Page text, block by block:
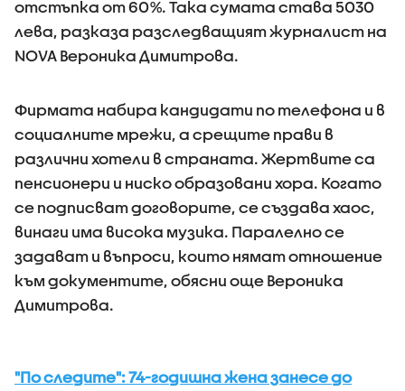
отстъпка от 60%. Така сумата става 5030
лева, разказа разследващият журналист на
NOVA Вероника Димитрова.
Фирмата набира кандидати по телефона и в
социалните мрежи, а срещите прави в
различни хотели в страната. Жертвите са
пенсионери и ниско образовани хора. Когато
се подписват договорите, се създава хаос,
винаги има висока музика. Паралелно се
задават и въпроси, които нямат отношение
към документите, обясни още Вероника
Димитрова.
"По следите": 74-годишна жена занесе до